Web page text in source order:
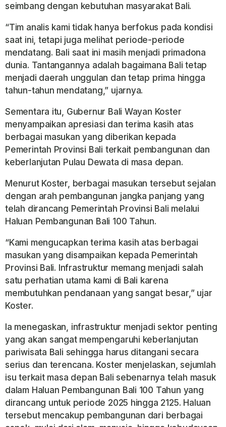
seimbang dengan kebutuhan masyarakat Bali.
“Tim analis kami tidak hanya berfokus pada kondisi
saat ini, tetapi juga melihat periode-periode
mendatang. Bali saat ini masih menjadi primadona
dunia. Tantangannya adalah bagaimana Bali tetap
menjadi daerah unggulan dan tetap prima hingga
tahun-tahun mendatang,” ujarnya.
Sementara itu, Gubernur Bali Wayan Koster
menyampaikan apresiasi dan terima kasih atas
berbagai masukan yang diberikan kepada
Pemerintah Provinsi Bali terkait pembangunan dan
keberlanjutan Pulau Dewata di masa depan.
Menurut Koster, berbagai masukan tersebut sejalan
dengan arah pembangunan jangka panjang yang
telah dirancang Pemerintah Provinsi Bali melalui
Haluan Pembangunan Bali 100 Tahun.
“Kami mengucapkan terima kasih atas berbagai
masukan yang disampaikan kepada Pemerintah
Provinsi Bali. Infrastruktur memang menjadi salah
satu perhatian utama kami di Bali karena
membutuhkan pendanaan yang sangat besar,” ujar
Koster.
Ia menegaskan, infrastruktur menjadi sektor penting
yang akan sangat mempengaruhi keberlanjutan
pariwisata Bali sehingga harus ditangani secara
serius dan terencana. Koster menjelaskan, sejumlah
isu terkait masa depan Bali sebenarnya telah masuk
dalam Haluan Pembangunan Bali 100 Tahun yang
dirancang untuk periode 2025 hingga 2125. Haluan
tersebut mencakup pembangunan dari berbagai